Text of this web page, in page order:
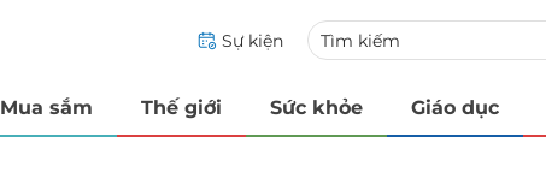
Sự kiện
Mua sắm Thế giới Sức khỏe Giáo dục